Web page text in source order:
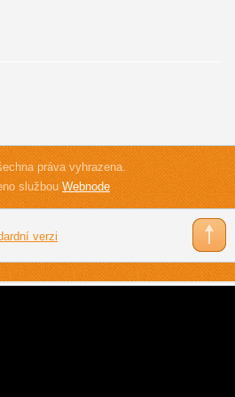
práva vyhrazena.
službouWebnode
verzi